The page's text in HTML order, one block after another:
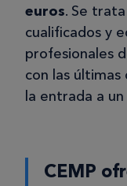
euros. Se
cualificados y
profesionales
con las
la entrada a
CEMP